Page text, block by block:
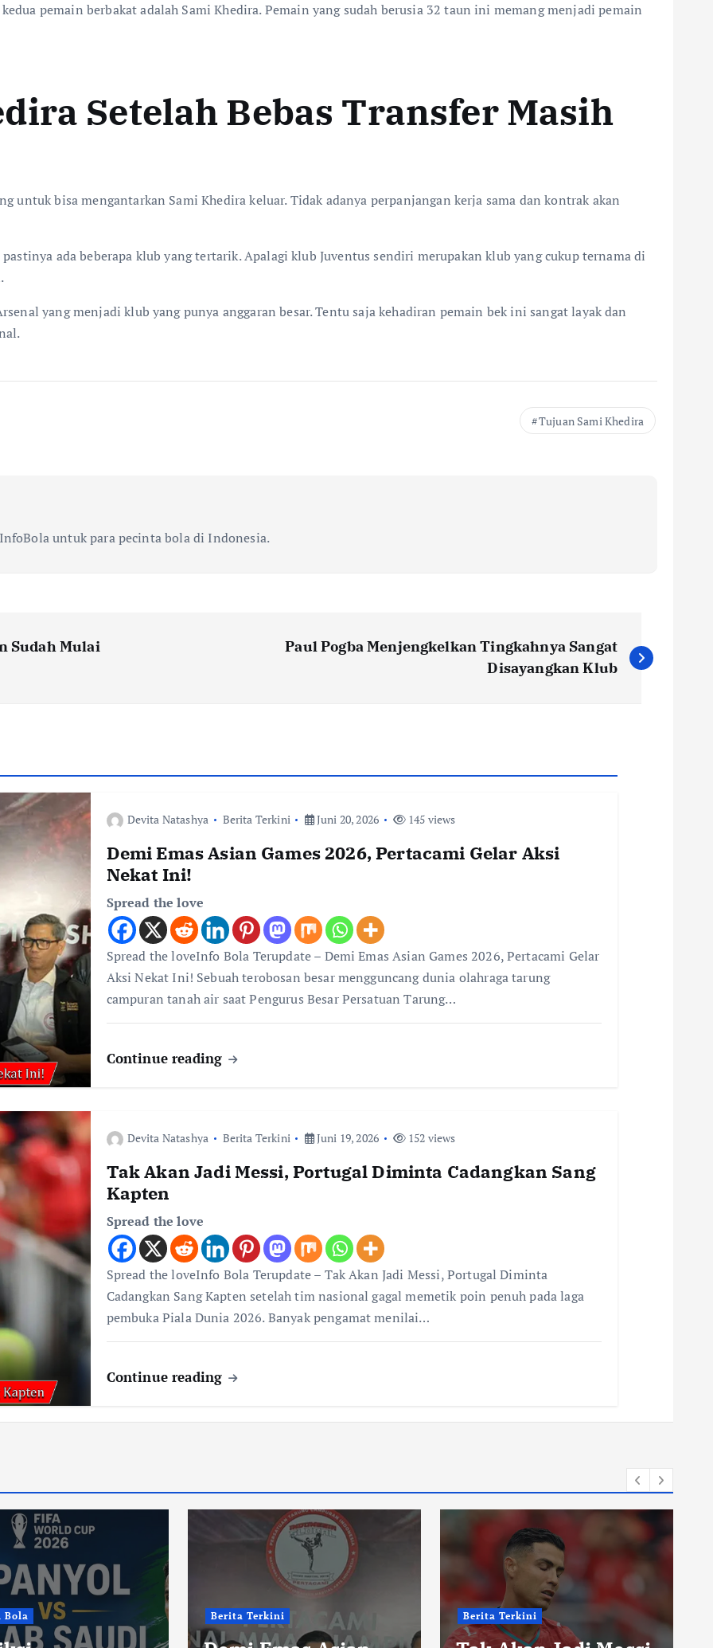
pemain berbakat adalah Sami Khedira. Pemain yang sudah berusia 32 taun ini memang menjadi pemain
Setelah Bebas Transfer Masih
untuk bisa mengantarkan Sami Khedira keluar. Tidak adanya perpanjangan kerja sama dan kontrak akan
ada beberapa klub yang tertarik. Apalagi klub Juventus sendiri merupakan klub yang cukup ternama di
yang menjadi klub yang punya anggaran besar. Tentu saja kehadiran pemain bek ini sangat layak dan
Tujuan Sami Khedira
untuk para pecinta bola di Indonesia.
Sudah Mulai
Paul Pogba Menjengkelkan Tingkahnya Sangat
Disayangkan Klub
Devita Natashya Berita Terkini Juni 20, 2026 145 views
Demi Emas Asian Games 2026, Pertacami Gelar Aksi
Nekat Ini!
Spread the love
Spread the loveInfo Bola Terupdate – Demi Emas Asian Games 2026, Pertacami Gelar
Aksi Nekat Ini! Sebuah terobosan besar mengguncang dunia olahraga tarung
campuran tanah air saat Pengurus Besar Persatuan Tarung…
Continue reading
Devita Natashya Berita Terkini Juni 19, 2026 152 views
Tak Akan Jadi Messi, Portugal Diminta Cadangkan Sang
Kapten
Spread the love
Spread the loveInfo Bola Terupdate – Tak Akan Jadi Messi, Portugal Diminta
Cadangkan Sang Kapten setelah tim nasional gagal memetik poin penuh pada laga
pembuka Piala Dunia 2026. Banyak pengamat menilai…
Continue reading
Bola Berita Terkini Berita Terkini